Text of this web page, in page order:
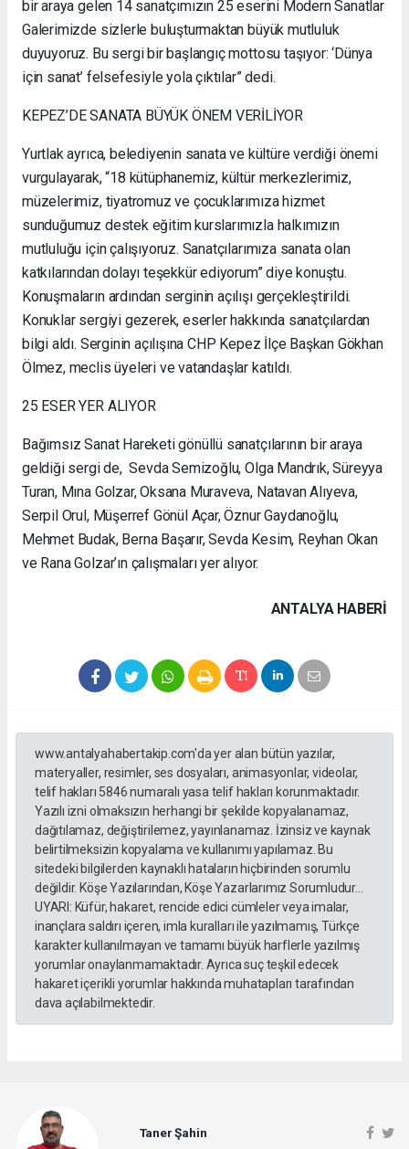
bir araya gelen 14 sanatçımızın 25 eserini Modern Sanatlar
Galerimizde sizlerle buluşturmaktan büyük mutluluk
duyuyoruz. Bu sergi bir başlangıç mottosu taşıyor: ‘Dünya
için sanat’ felsefesiyle yola çıktılar” dedi.
KEPEZ’DE SANATA BÜYÜK ÖNEM VERİLİYOR
Yurtlak ayrıca, belediyenin sanata ve kültüre verdiği önemi
vurgulayarak, “18 kütüphanemiz, kültür merkezlerimiz,
müzelerimiz, tiyatromuz ve çocuklarımıza hizmet
sunduğumuz destek eğitim kurslarımızla halkımızın
mutluluğu için çalışıyoruz. Sanatçılarımıza sanata olan
katkılarından dolayı teşekkür ediyorum” diye konuştu.
Konuşmaların ardından serginin açılışı gerçekleştirildi.
Konuklar sergiyi gezerek, eserler hakkında sanatçılardan
bilgi aldı. Serginin açılışına CHP Kepez İlçe Başkan Gökhan
Ölmez, meclis üyeleri ve vatandaşlar katıldı.
25 ESER YER ALIYOR
Bağımsız Sanat Hareketi gönüllü sanatçılarının bir araya
geldiği sergi de, Sevda Semizoğlu, Olga Mandrık, Süreyya
Turan, Mına Golzar, Oksana Muraveva, Natavan Alıyeva,
Serpil Orul, Müşerref Gönül Açar, Öznur Gaydanoğlu,
Mehmet Budak, Berna Başarır, Sevda Kesim, Reyhan Okan
ve Rana Golzar’ın çalışmaları yer alıyor.
ANTALYA HABERİ
www.antalyahabertakip.com'da yer alan bütün yazılar,
materyaller, resimler, ses dosyaları, animasyonlar, videolar,
telif hakları 5846 numaralı yasa telif hakları korunmaktadır.
Yazılı izni olmaksızın herhangi bir şekilde kopyalanamaz,
dağıtılamaz, değiştirilemez, yayınlanamaz. İzinsiz ve kaynak
belirtilmeksizin kopyalama ve kullanımı yapılamaz. Bu
sitedeki bilgilerden kaynaklı hataların hiçbirinden sorumlu
değildir. Köşe Yazılarından, Köşe Yazarlarımız Sorumludur...
UYARI: Küfür, hakaret, rencide edici cümleler veya imalar,
inançlara saldırı içeren, imla kuralları ile yazılmamış, Türkçe
karakter kullanılmayan ve tamamı büyük harflerle yazılmış
yorumlar onaylanmamaktadır. Ayrıca suç teşkil edecek
hakaret içerikli yorumlar hakkında muhatapları tarafından
dava açılabilmektedir.
Taner Şahin